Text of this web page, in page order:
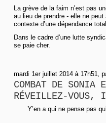
La grève de la faim n’est pas
au lieu de prendre - elle ne
contexte d’une dépendance
Dans le cadre d’une lutte
se paie cher.
mardi 1er juillet 2014 à 17h51,
COMBAT DE SONIA
RÉVEILLEZ-
Y’en a qui ne pense pas